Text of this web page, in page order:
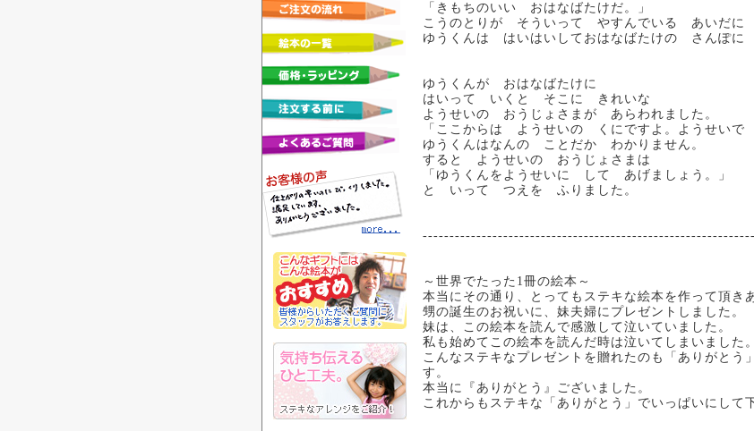
「きもちのいい おはなばたけだ。」
こうのとりが そういって やすんでいる あいだに
ゆうくんは はいはいしておはなばたけの さんぽに
ゆうくんが おはなばたけに
はいって いくと そこに きれいな
ようせいの おうじょさまが あらわれました。
「ここからは ようせいの くにですよ。ようせい
ゆうくんはなんの ことだか わかりません。
すると ようせいの おうじょさまは
「ゆうくんをようせいに して あげましょう。」
と いって つえを ふりました。
～世界でたった1冊の絵本～
本当にその通り、とってもステキな絵本を作って頂き
甥の誕生のお祝いに、妹夫婦にプレゼントしました。
妹は、この絵本を読んで感激して泣いていました。
私も始めてこの絵本を読んだ時は泣いてしまいました。
こんなステキなプレゼントを贈れたのも「ありがとう
す。
本当に『ありがとう』ございました。
これからもステキな「ありがとう」でいっぱいにして